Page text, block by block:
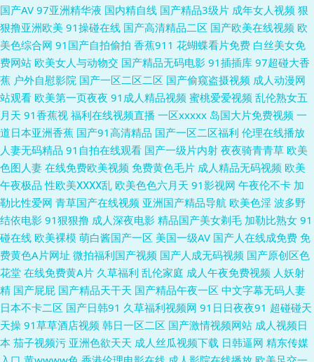
视频一区 日韩亚洲精品中文字幕 91pro成人 九久综艺香蕉 91祝频下 91av福
利视频 色五月五月激情网 久久肏屄视频收看 91香蕉在线网站 丁香亚洲色五
月 男人好色天堂 日韩欧美有码在线 91传媒影院线路 91午夜福利 国产91页
久草国内 青娱乐成人 91大神双飞闺蜜人妻 91婷婷西瓜 精品99草 欧美久久
青青草 色91蝌蚪视频 91国家免费在线观看 91自慰影视 黄色二级特片 欧美
性爱影音先锋影院 亚洲一级夜夜夜 91视频国产网址 国产自产精品 欧美国产
日韩成人 亚洲五月天丁香 91免费看片黄 极品国产美女91视屏 人妖拳交美女
91干逼淫秽网站 www黑丝com 久久快播 99福利在 国产妓女一一二区三区
日韩无码红杏视频 91很很爱 99在线视频福利社 福利涩91 久1视频 人妻系列
专区无码免费 91花探 操福利导航 九九精品6 欧美亚洲日韩成人 亚洲成人网
国产AV 97亚洲精华液 国内精自线 国产精品3级片 成年女人视频 狠
狠撸亚洲欧美 91操碰在线 国产高清精品二区 国产欧美在线视频 欧
美色综合网 91国产自拍偷拍 香蕉911 花蝴蝶看片免费 白丝美女免
费网站 欧美女人与动物交 国产精品无码电影 91插插库 97超碰大香
蕉 户外自慰影院 国产一区二区二区 国产偷窥盗摄视频 成人动漫网
站观看 欧美第一页夜夜 91成人精品视频 蜜桃爱爱视频 乱伦熟女五
月天 91香蕉视 福利在线视频直播 一区xxxxx 岛国大片免费视频 一
道日本亚洲香蕉 国产91高清精品 国产一区二区福利 伦理在线播放
人妻无码精品 91自拍在线观看 国产一级片内射 夜夜骑青青草 欧美
色图人妻 在线免费欧美视频 免费黄色毛片 成人精品无码视频 欧美
午夜极品 性欧美ⅩⅩⅩⅩ乱 欧美色色六月天 91影视网 午夜伦不卡 加
勒比性爱网 青草国产在线视频 亚洲国产精品导航 欧美色淫 波多野
结依电影 91狠狠撸 成人深夜电影 精品国产美女剃毛 加勒比熟女 91
碰在线 欧美裸模 萌白酱国产一区 美国一级AV 国产人在线成免费 免
费黄色A片网址 微拍福利国产视频 国产人成无码视频 国产原创区色
花堂 在线免费黄A片 久草福利 乱伦家庭 成人午夜免费视频 人妖射
精 国产屁屁 国产精品天干天 国产精品午夜一区 中文字幕无码人妻
日本不卡二区 国产日韩91 久草福利视频网 91日日夜夜91 超碰碰天
天操 91草草酒店视频 韩日一区二区 国产激情视频网站 成人视频日
本 茄子视频污 亚洲色欲天天 成人丝瓜视频下载 日韩逼网 精东传媒